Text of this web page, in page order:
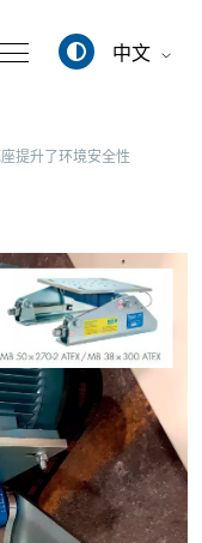
中文
English
座提升了环境安全性